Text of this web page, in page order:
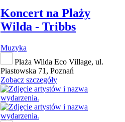
Koncert na Plaży
Wilda - Tribbs
Muzyka
Plaża Wilda Eco Village, ul.
Piastowska 71, Poznań
Zobacz szczegóły